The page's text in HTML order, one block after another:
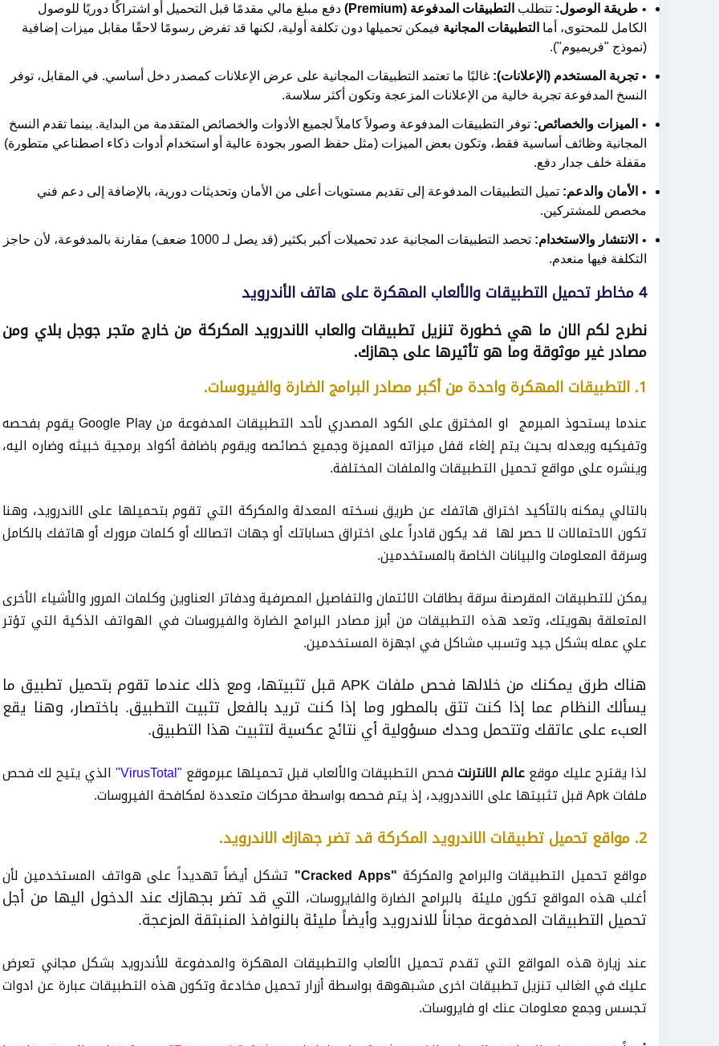
طريقة الوصول: تتطلب التطبيقات المدفوعة (Premium)
دفع مبلغ مالي مقدمًا قبل التحميل أو اشتراكًا دوريًا للوصول
الكامل للمحتوى، أما التطبيقات المجانية فيمكن تحميلها دون تكلفة أولية، لكنها قد تفرض رسومًا لاحقًا مقابل ميزات إضافية
(نموذج "فريميوم").
تجربة المستخدم (الإعلانات): غالبًا ما تعتمد التطبيقات المجانية على عرض الإعلانات كمصدر دخل أساسي. في المقابل، توفر
النسخ المدفوعة تجربة خالية من الإعلانات المزعجة وتكون أكثر سلاسة.
الميزات والخصائص: توفر التطبيقات المدفوعة وصولاً كاملاً لجميع الأدوات والخصائص المتقدمة من البداية. بينما تقدم النسخ
المجانية وظائف أساسية فقط، وتكون بعض الميزات (مثل حفظ الصور بجودة عالية أو استخدام أدوات ذكاء اصطناعي متطورة)
مقفلة خلف جدار دفع.
الأمان والدعم: تميل التطبيقات المدفوعة إلى تقديم مستويات أعلى من الأمان وتحديثات دورية، بالإضافة إلى دعم فني
مخصص للمشتركين.
الانتشار والاستخدام:
تحصد التطبيقات المجانية عدد تحميلات أكبر بكثير (قد يصل لـ 1000 ضعف) مقارنة بالمدفوعة، لأن حاجز
التكلفة فيها منعدم.
4 مخاطر تحميل التطبيقات والألعاب المهكرة على هاتف الأندرويد
نطرح لكم الان ما هي خطورة تنزيل تطبيقات والعاب الاندرويد المكركة من خارج متجر جوجل بلاي ومن
مصادر غير موثوقة وما هو تأثيرها على جهازك.
1. التطبيقات المهكرة واحدة من أكبر مصادر البرامج الضارة والفيروسات.
عندما يستحوذ المبرمج او المخترق على الكود المصدري لأحد التطبيقات المدفوعة من Google Play يقوم بفحصه
وتفيكيه ويعدله بحيث يتم إلغاء قفل ميزاته المميزة وجميع خصائصه ويقوم باضافة أكواد برمجية خبيثه وضاره اليه،
وينشره على مواقع تحميل التطبيقات والملفات المختلفة.
بالتالي يمكنه بالتأكيد اختراق هاتفك عن طريق نسخته المعدلة والمكركة التي تقوم بتحميلها على الاندرويد، وهنا
تكون الاحتمالات لا حصر لها قد يكون قادراً على اختراق حساباتك أو جهات اتصالك أو كلمات مرورك أو هاتفك بالكامل
وسرقة المعلومات والبيانات الخاصة بالمستخدمين.
يمكن للتطبيقات المقرصنة سرقة بطاقات الائتمان والتفاصيل المصرفية ودفاتر العناوين وكلمات المرور والأشياء الأخرى
المتعلقة بهويتك، وتعد هذه التطبيقات من أبرز مصادر البرامج الضارة والفيروسات في الهواتف الذكية التي تؤتر
علي عمله بشكل جيد وتسبب مشاكل في اجهزة المستخدمين.
هناك طرق يمكنك من خلالها فحص ملفات APK قبل تثبيتها، ومع ذلك عندما تقوم بتحميل تطبيق ما
يسألك النظام عما إذا كنت تثق بالمطور وما إذا كنت تريد بالفعل تثبيت التطبيق. باختصار، وهنا يقع
العبء على عاتقك وتتحمل وحدك مسؤولية أي نتائج عكسية لتثبيت هذا التطبيق.
لذا يقترح عليك موقععالم الانترنتفحص التطبيقات والألعاب قبل تحميلها عبرموقع "
VirusTotal
"الذي يتيح لك فحص
ملفات Apk قبل تثبيتها على الانددرويد، إذ يتم فحصه بواسطة محركات متعددة لمكافحة الفيروسات.
2. مواقع تحميل تطبيقات الاندرويد المكركة قد تضر جهازك الاندرويد.
مواقع تحميل التطبيقات والبرامج والمكركة "Cracked Apps"
تشكل أيضاً تهديداً على هواتف المستخدمين لأن
أغلب هذه المواقع تكون مليئة بالبرامج الضارة والفايروسات، التي قد تضر بجهازك عند الدخول اليها من أجل
تحميل التطبيقات المدفوعة مجاناً للاندرويد وأيضاً مليئة بالنوافذ المنبثقة المزعجة.
عند زيارة هذه المواقع التي تقدم تحميل الألعاب والتطبيقات المهكرة والمدفوعة للأندرويد بشكل مجاني تعرض
عليك في الغالب تنزيل تطبيقات اخرى مشبهوهة بواسطة أزرار تحميل مخادعة وتكون هذه التطبيقات عبارة عن ادوات
تجسس وجمع معلومات عنك او فايروسات.